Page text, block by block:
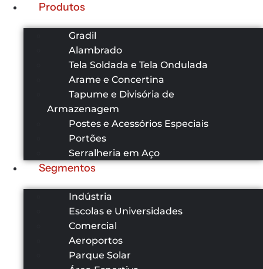
Produtos
Gradil
Alambrado
Tela Soldada e Tela Ondulada
Arame e Concertina
Tapume e Divisória de
Armazenagem
Postes e Acessórios Especiais
Portões
Serralheria em Aço
Segmentos
Indústria
Escolas e Universidades
Comercial
Aeroportos
Parque Solar